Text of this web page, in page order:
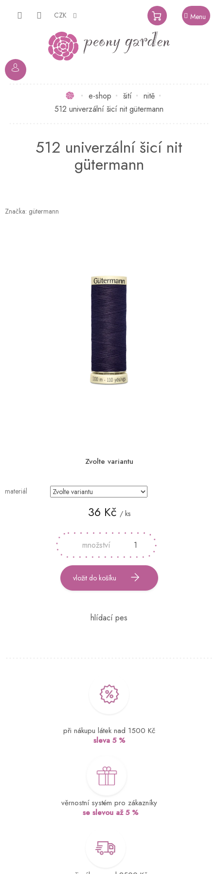
CZK
NÁKUPNÍ
KOŠÍK
Domůe-shop šití
nitě
512 univerzální šicí nit gütermann
512 univerzální šicí nit
gütermann
Značka: gütermann
36 Kč / ks
cena:
Zvolte variantu
materiál
vložit do košíku
při nákupu látek nad 1500 Kč
sleva 5 %
věrnostní systém pro zákazníky
se slevou až 5 %